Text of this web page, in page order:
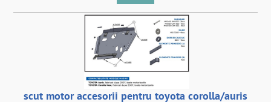
scut motor accesorii pentru toyota corolla/auris